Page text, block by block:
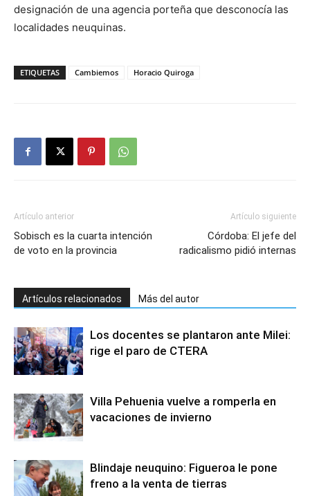
designación de una agencia porteña que desconocía las
localidades neuquinas.
ETIQUETAS Cambiemos Horacio Quiroga
Artículo anterior
Sobisch es la cuarta intención
de voto en la provincia
Artículo siguiente
Córdoba: El jefe del
radicalismo pidió internas
Artículos relacionados Más del autor
Los docentes se plantaron ante Milei:
rige el paro de CTERA
Villa Pehuenia vuelve a romperla en
vacaciones de invierno
Blindaje neuquino: Figueroa le pone
freno a la venta de tierras